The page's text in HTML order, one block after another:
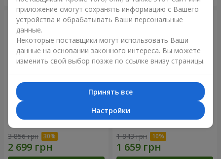
Цветы в коробке "Барокко"
3 856 грн
Букет "Розовый вкус
1 843 грн
приложение смогут сохранять информацию с Вашего
устройства и обрабатывать Ваши персональные
данные.
Некоторые поставщики могут использовать Ваши
данные на основании законного интереса. Вы можете
изменить свой выбор позже по ссылке внизу страницы.
Принять все
Настройки